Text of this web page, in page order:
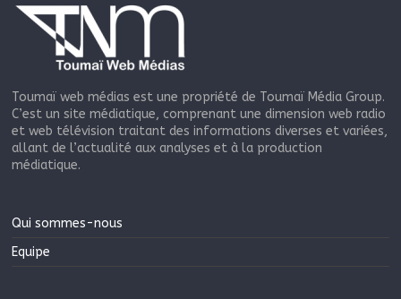
Toumaï web médias est une propriété de Toumaï Média Group.
C’est un site médiatique, comprenant une dimension web radio
et web télévision traitant des informations diverses et variées,
allant de l’actualité aux analyses et à la production
médiatique.
Qui sommes-nous
Equipe